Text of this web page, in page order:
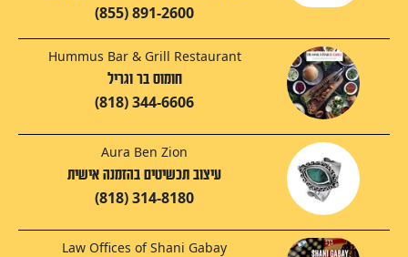
(855) 891-2600
Hummus Bar & Grill Restaurant
חומוס בר וגריל
(818) 344-6606
Aura Ben Zion
עיצוב תכשיטים בהזמנה אישית
(818) 314-8180
Law Offices of Shani Gabay